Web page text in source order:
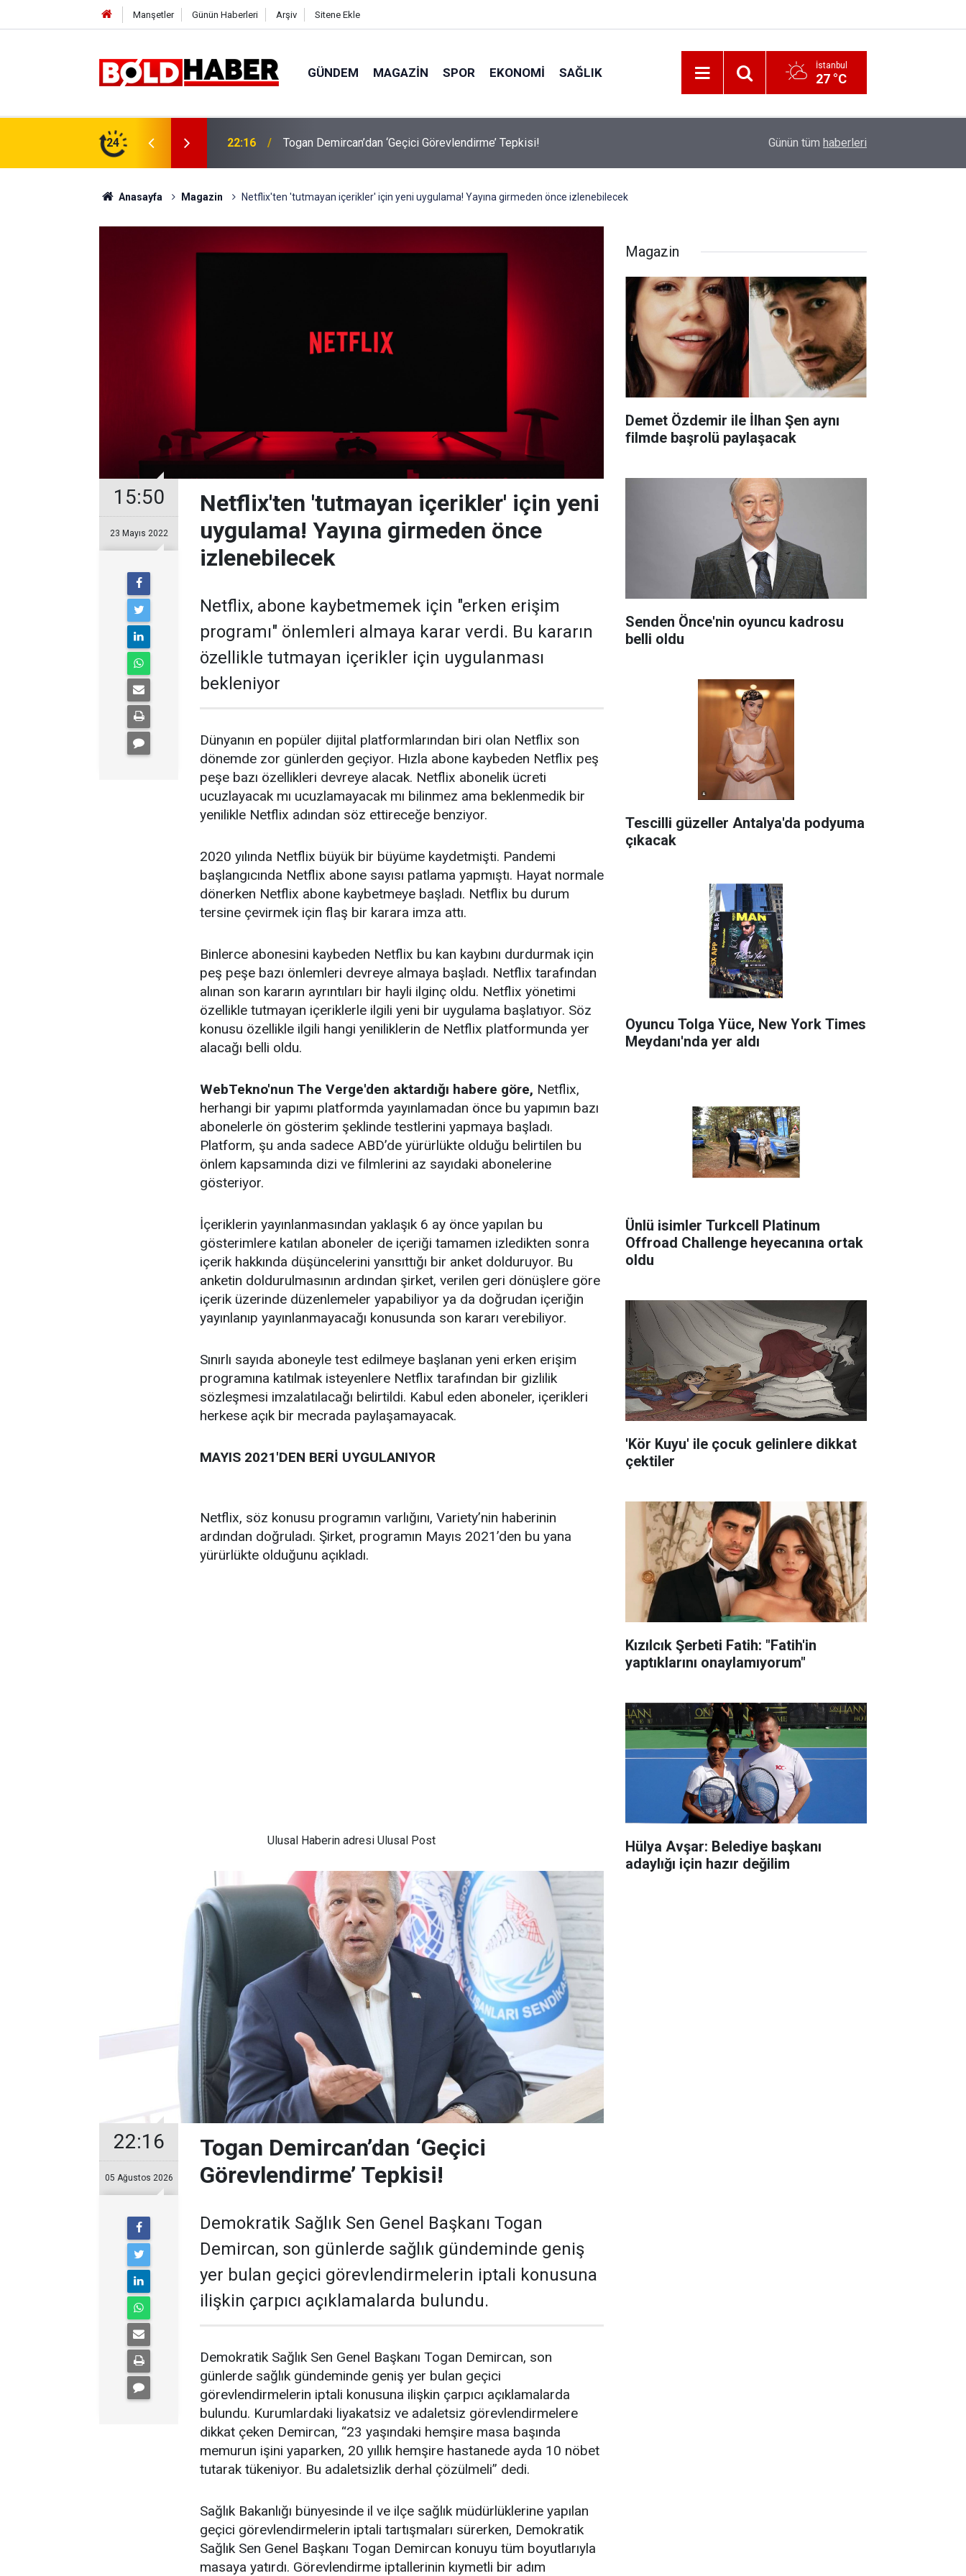
Manşetler Günün Haberleri Arşiv Sitene Ekle
GÜNDEM MAGAZIN SPOR EKONOMI SAĞLIK İstanbul
27 °C
24 19:32 Sıcak Havalarda Ödem Şikayetini Hafife Almayın! İzmir 112’de Kan Donduran İddialar!
Günün tüm haberleri
Anasayfa Magazin Netflix'ten 'tutmayan içerikler' için yeni uygulama! Yayına girmeden önce izlenebilecek
15:50
23 Mayıs 2022
Netflix'ten 'tutmayan içerikler' için yeni
uygulama! Yayına girmeden önce
izlenebilecek
Netflix, abone kaybetmemek için "erken erişim
programı" önlemleri almaya karar verdi. Bu kararın
özellikle tutmayan içerikler için uygulanması
bekleniyor
Dünyanın en popüler dijital platformlarından biri olan Netflix son
dönemde zor günlerden geçiyor. Hızla abone kaybeden Netflix peş
peşe bazı özellikleri devreye alacak. Netflix abonelik ücreti
ucuzlayacak mı ucuzlamayacak mı bilinmez ama beklenmedik bir
yenilikle Netflix adından söz ettireceğe benziyor.
2020 yılında Netflix büyük bir büyüme kaydetmişti. Pandemi
başlangıcında Netflix abone sayısı patlama yapmıştı. Hayat normale
dönerken Netflix abone kaybetmeye başladı. Netflix bu durum
tersine çevirmek için flaş bir karara imza attı.
Binlerce abonesini kaybeden Netflix bu kan kaybını durdurmak için
peş peşe bazı önlemleri devreye almaya başladı. Netflix tarafından
alınan son kararın ayrıntıları bir hayli ilginç oldu. Netflix yönetimi
özellikle tutmayan içeriklerle ilgili yeni bir uygulama başlatıyor. Söz
konusu özellikle ilgili hangi yeniliklerin de Netflix platformunda yer
alacağı belli oldu.
WebTekno'nun The Verge'den aktardığı habere göre, Netflix,
herhangi bir yapımı platformda yayınlamadan önce bu yapımın bazı
abonelerle ön gösterim şeklinde testlerini yapmaya başladı.
Platform, şu anda sadece ABD’de yürürlükte olduğu belirtilen bu
önlem kapsamında dizi ve filmlerini az sayıdaki abonelerine
gösteriyor.
İçeriklerin yayınlanmasından yaklaşık 6 ay önce yapılan bu
gösterimlere katılan aboneler de içeriği tamamen izledikten sonra
içerik hakkında düşüncelerini yansıttığı bir anket dolduruyor. Bu
anketin doldurulmasının ardından şirket, verilen geri dönüşlere göre
içerik üzerinde düzenlemeler yapabiliyor ya da doğrudan içeriğin
yayınlanıp yayınlanmayacağı konusunda son kararı verebiliyor.
Sınırlı sayıda aboneyle test edilmeye başlanan yeni erken erişim
programına katılmak isteyenlere Netflix tarafından bir gizlilik
sözleşmesi imzalatılacağı belirtildi. Kabul eden aboneler, içerikleri
herkese açık bir mecrada paylaşamayacak.
MAYIS 2021'DEN BERİ UYGULANIYOR
Netflix, söz konusu programın varlığını, Variety’nin haberinin
ardından doğruladı. Şirket, programın Mayıs 2021’den bu yana
yürürlükte olduğunu açıkladı.
Ulusal Haberin adresi Ulusal Post
22:16
05 Ağustos 2026
Togan Demircan’dan ‘Geçici
Görevlendirme’ Tepkisi!
Demokratik Sağlık Sen Genel Başkanı Togan
Demircan, son günlerde sağlık gündeminde geniş
yer bulan geçici görevlendirmelerin iptali konusuna
ilişkin çarpıcı açıklamalarda bulundu.
Demokratik Sağlık Sen Genel Başkanı Togan Demircan, son
günlerde sağlık gündeminde geniş yer bulan geçici
görevlendirmelerin iptali konusuna ilişkin çarpıcı açıklamalarda
bulundu. Kurumlardaki liyakatsiz ve adaletsiz görevlendirmelere
dikkat çeken Demircan, “23 yaşındaki hemşire masa başında
memurun işini yaparken, 20 yıllık hemşire hastanede ayda 10 nöbet
tutarak tükeniyor. Bu adaletsizlik derhal çözülmeli” dedi.
Sağlık Bakanlığı bünyesinde il ve ilçe sağlık müdürlüklerine yapılan
geçici görevlendirmelerin iptali tartışmaları sürerken, Demokratik
Sağlık Sen Genel Başkanı Togan Demircan konuyu tüm boyutlarıyla
masaya yatırdı. Görevlendirme iptallerinin kıymetli bir adım
Magazin
Demet Özdemir ile İlhan Şen aynı
filmde başrolü paylaşacak
Senden Önce'nin oyuncu kadrosu
belli oldu
Tescilli güzeller Antalya'da podyuma
çıkacak
Oyuncu Tolga Yüce, New York Times
Meydanı'nda yer aldı
Ünlü isimler Turkcell Platinum
Offroad Challenge heyecanına ortak
oldu
'Kör Kuyu' ile çocuk gelinlere dikkat
çektiler
Kızılcık Şerbeti Fatih: "Fatih'in
yaptıklarını onaylamıyorum"
Hülya Avşar: Belediye başkanı
adaylığı için hazır değilim